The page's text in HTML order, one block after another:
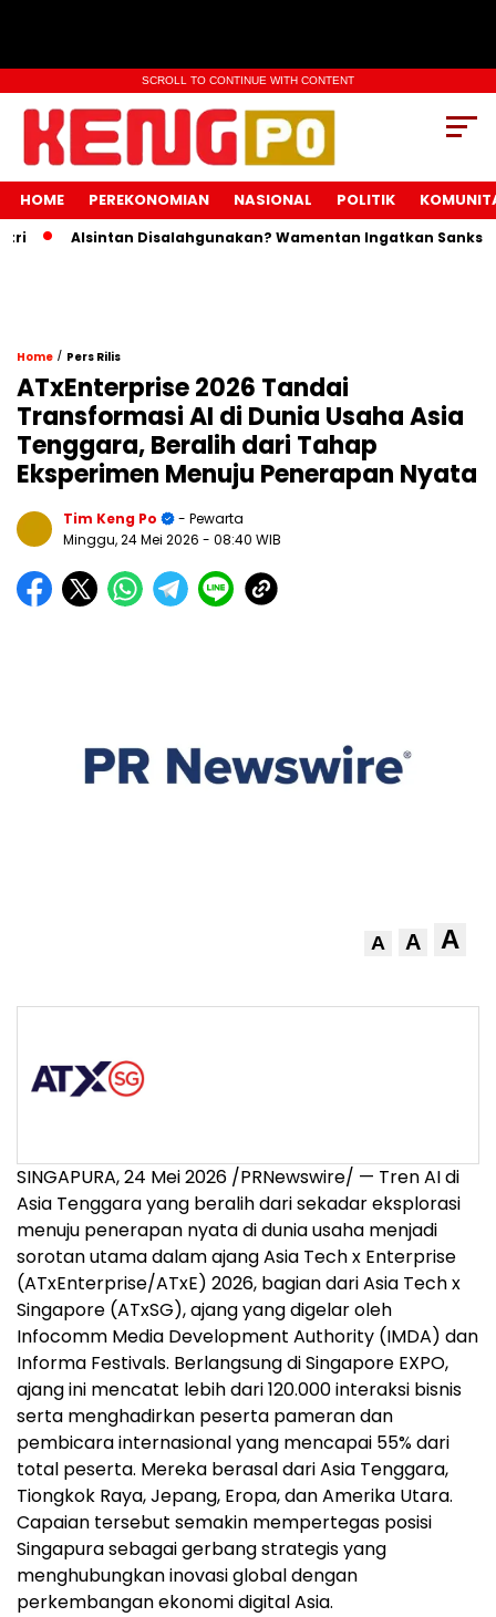
SCROLL TO CONTINUE WITH CONTENT
HOME PEREKONOMIAN NASIONAL POLITIK
Alsintan Disalahgunakan? Wamentan Ingatkan Sanksi
Home / Pers Rilis
ATxEnterprise 2026 Tandai
Transformasi AI di Dunia Usaha Asia
Tenggara, Beralih dari Tahap
Eksperimen Menuju Penerapan Nyata
Tim Keng Po
- Pewarta
Minggu, 24 Mei 2026 - 08:40 WIB
A A A
SINGAPURA, 24 Mei 2026 /PRNewswire/ — Tren AI di
Asia Tenggara yang beralih dari sekadar eksplorasi
menuju penerapan nyata di dunia usaha menjadi
sorotan utama dalam ajang Asia Tech x Enterprise
(ATxEnterprise/ATxE) 2026, bagian dari Asia Tech x
Singapore (ATxSG), ajang yang digelar oleh
Infocomm Media Development Authority (IMDA) dan
Informa Festivals. Berlangsung di Singapore EXPO,
ajang ini mencatat lebih dari 120.000 interaksi bisnis
serta menghadirkan peserta pameran dan
pembicara internasional yang mencapai 55% dari
total peserta. Mereka berasal dari Asia Tenggara,
Tiongkok Raya, Jepang, Eropa, dan Amerika Utara.
Capaian tersebut semakin mempertegas posisi
Singapura sebagai gerbang strategis yang
menghubungkan inovasi global dengan
perkembangan ekonomi digital Asia.